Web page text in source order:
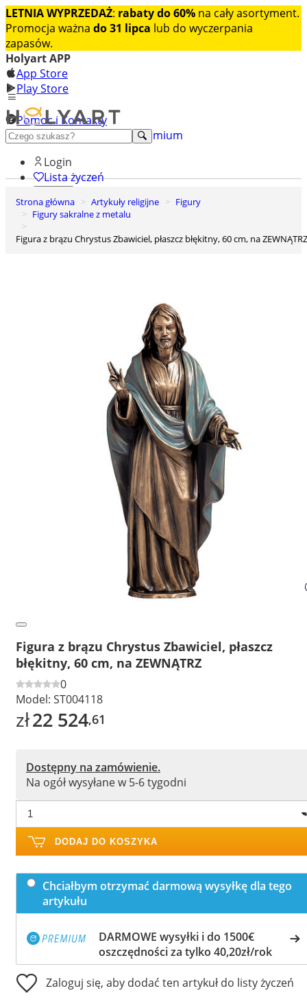
LETNIA WYPRZEDAŻ: rabaty do 60% na cały asortyment.
Promocja ważna do 31 lipca lub do wyczerpania
zapasów.
Holyart APP
App Store
Play Store
Pomoc i Kontakty
+48 222 922 860
Odkryj premium
Login
Lista życzeń
0
Koszyk
Strona główna Artykuły religijne
Figury
Figury sakralne z metalu
Figura z brązu Chrystus Zbawiciel, płaszcz błękitny, 60 cm, na ZEWNĄTRZ
Figura z brązu Chrystus Zbawiciel, płaszcz
błękitny, 60 cm, na ZEWNĄTRZ
0
Model: ST004118
zł22 524,61
Dostępny na zamówienie.
Na ogół wysyłane w 5-6 tygodni
DODAJ DO KOSZYKA
Chciałbym otrzymać darmową wysyłkę dla tego
artykułu
DARMOWE wysyłki i do 1500€
oszczędności za tylko 40,20zł/rok
Zaloguj się, aby dodać ten artykuł do listy życzeń